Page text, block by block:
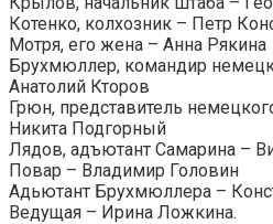
Котенко, колхозник – Петр
Мотря, его жена – Анна Рякина
Брухмюллер, командир
Анатолий Кторов
Грюн, представитель
Никита Подгорный
Лядов, адъютант Самарина –
Повар – Владимир Головин
Адьютант Брухмюллера –
Ведущая – Ирина Ложкина.